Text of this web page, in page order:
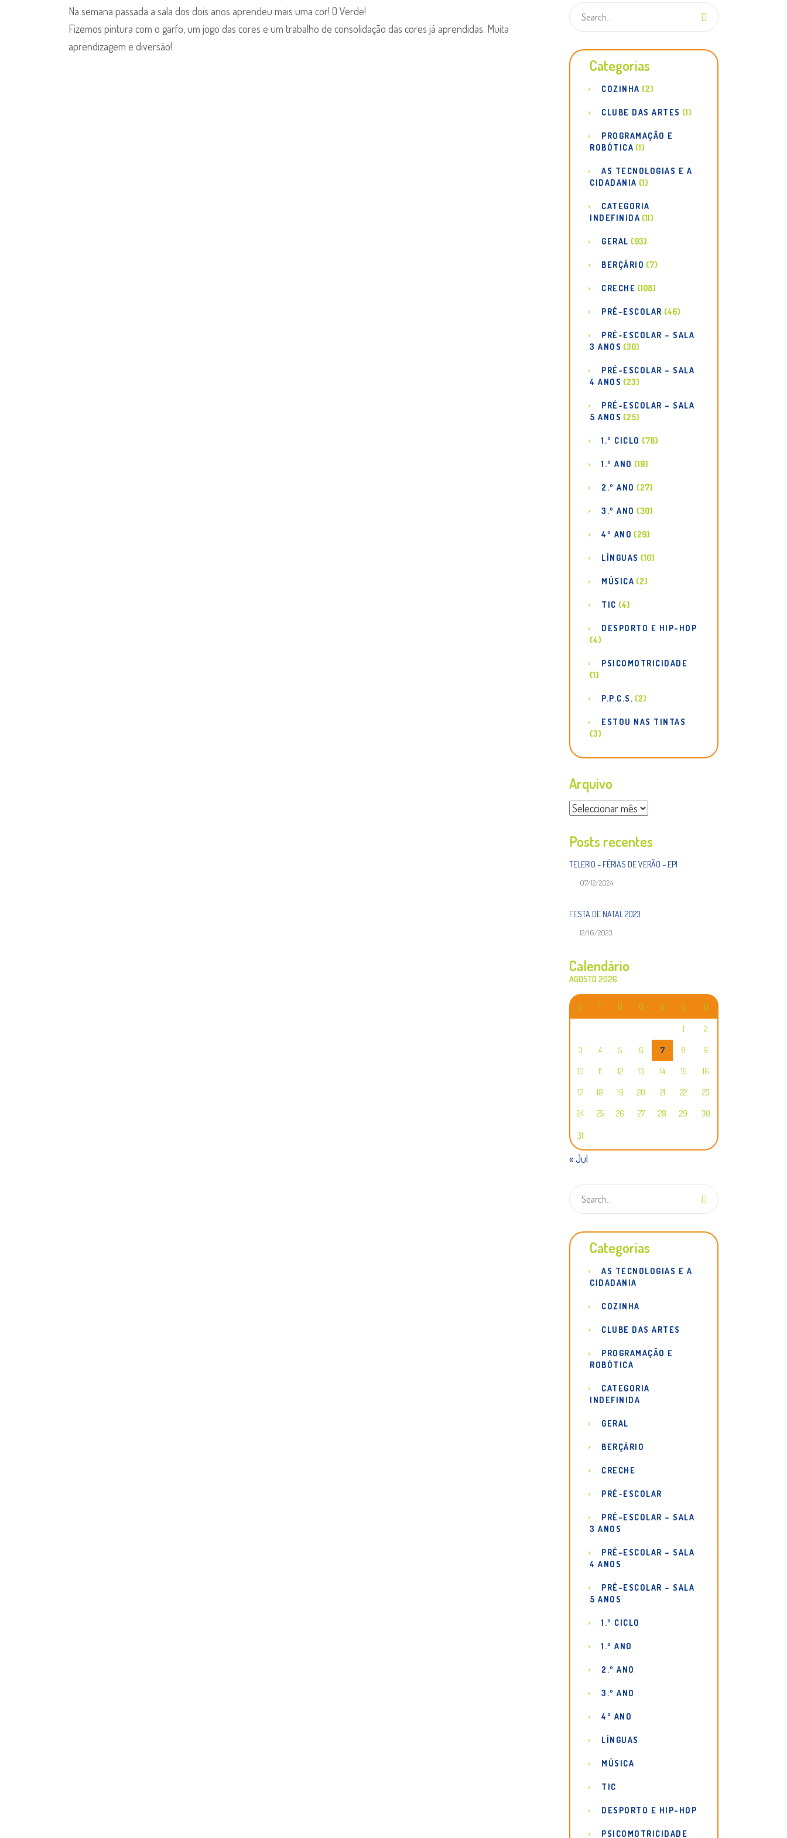
Na semana passada a sala dos dois anos aprendeu mais uma cor! O Verde!
Fizemos pintura com o garfo, um jogo das cores e um trabalho de consolidação das cores já aprendidas. Muita
aprendizagem e diversão!
Categorias
COZINHA (2)
CLUBE DAS ARTES (1)
PROGRAMAÇÃO E
ROBÓTICA (1)
AS TECNOLOGIAS E A
CIDADANIA (1)
CATEGORIA
INDEFINIDA (11)
GERAL (93)
BERÇÁRIO (7)
CRECHE (108)
PRÉ-ESCOLAR (46)
PRÉ-ESCOLAR – SALA
3 ANOS (30)
PRÉ-ESCOLAR – SALA
4 ANOS (23)
PRÉ-ESCOLAR – SALA
5 ANOS (25)
1.º CICLO (78)
1.º ANO (19)
2.º ANO (27)
3.º ANO (30)
4º ANO (29)
LÍNGUAS (10)
MÚSICA (2)
TIC (4)
DESPORTO E HIP-HOP
(4)
PSICOMOTRICIDADE
(1)
P.P.C.S. (2)
ESTOU NAS TINTAS
(3)
Arquivo
Arquivo
Posts recentes
TELERIO – FÉRIAS DE VERÃO – EP1
07/12/2024
FESTA DE NATAL 2023
12/16/2023
Calendário
AGOSTO 2026
S T Q Q S S D
1 2
3 4 5 6 7 8 9
10 11 12 13 14 15 16
17 18 19 20 21 22 23
24 25 26 27 28 29 30
31
« Jul
Categorias
AS TECNOLOGIAS E A
CIDADANIA
COZINHA
CLUBE DAS ARTES
PROGRAMAÇÃO E
ROBÓTICA
CATEGORIA
INDEFINIDA
GERAL
BERÇÁRIO
CRECHE
PRÉ-ESCOLAR
PRÉ-ESCOLAR – SALA
3 ANOS
PRÉ-ESCOLAR – SALA
4 ANOS
PRÉ-ESCOLAR – SALA
5 ANOS
1.º CICLO
1.º ANO
2.º ANO
3.º ANO
4º ANO
LÍNGUAS
MÚSICA
TIC
DESPORTO E HIP-HOP
PSICOMOTRICIDADE